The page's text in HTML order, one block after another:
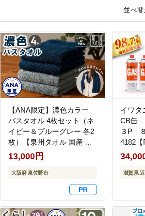
並べ替
【ANA限定】濃色カラー
バスタオル 4枚セット（ネ
イビー＆ブルーグレー 各2
枚）【泉州タオル 国産 吸
水 普段使い シンプル 日用
品 家族 ファミリー】
G4380
13,000円
大阪府 泉佐野市
イワ
CB缶
３P
4182【
滋賀県